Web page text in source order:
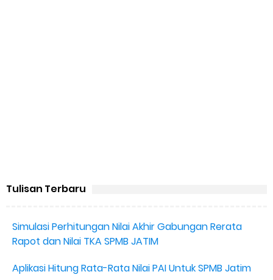
Tulisan Terbaru
Simulasi Perhitungan Nilai Akhir Gabungan Rerata
Rapot dan Nilai TKA SPMB JATIM
Aplikasi Hitung Rata-Rata Nilai PAI Untuk SPMB Jatim